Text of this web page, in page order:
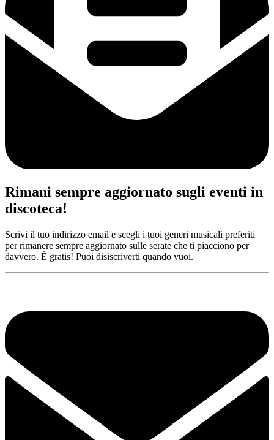
Rimani sempre aggiornato sugli eventi in
discoteca!
Scrivi il tuo indirizzo email e scegli i tuoi generi musicali preferiti
per rimanere sempre aggiornato sulle serate che ti piacciono per
davvero. È gratis! Puoi disiscriverti quando vuoi.